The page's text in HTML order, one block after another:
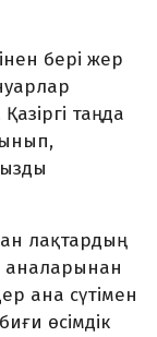
бері жер
таңда
лақтардың
аналарынан
ана сүтімен
өсімдік